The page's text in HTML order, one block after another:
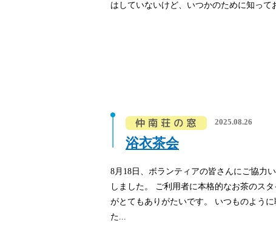
はしていないけど、いつかのために知って
2025.08.26
浴衣茶会
8月18日、ボランティアの皆さんにご協力
しました。 ご利用者に本格的なお茶のス
がとてもありがたいです。 いつものよう
た...